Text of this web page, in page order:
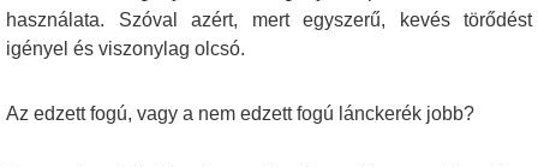
használata. Szóval azért, mert egyszerű, kevés törődést
igényel és viszonylag olcsó.
Az edzett fogú, vagy a nem edzett fogú lánckerék jobb?